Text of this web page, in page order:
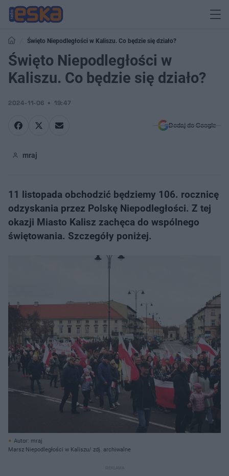
Święto Niepodległości w Kaliszu. Co będzie się działo?
Święto Niepodległości w
Kaliszu. Co będzie się działo?
2024-11-06 19:47
Dodaj do Google
mraj
11 listopada obchodzić będziemy 106. rocznicę
odzyskania przez Polskę Niepodległości. Z tej
okazji Miasto Kalisz zachęca do wspólnego
świętowania. Szczegóły poniżej.
Autor: mraj
Marsz Niepodległości w Kaliszu/ zdj. archiwalne